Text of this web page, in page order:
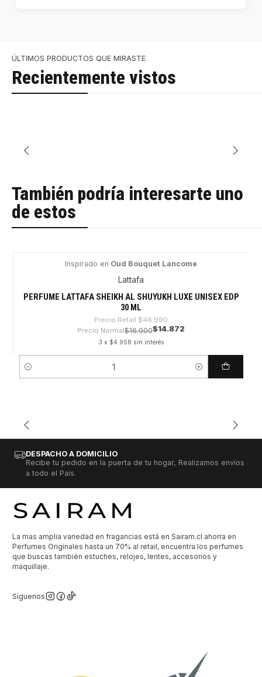
ÚLTIMOS PRODUCTOS QUE MIRASTE
Recientemente vistos
También podría interesarte uno
de estos
Inspirado en Oud Bouquet Lancome
Lattafa
PERFUME LATTAFA SHEIKH AL SHUYUKH LUXE UNISEX EDP
30 ML
Precio Retail $46.990
Precio Normal$16.900$14.872
3 x $4.958 sin interés
Cantidad
DESPACHO A DOMICILIO
Recibe tu pedido en la puerta de tu hogar, Realizamos envíos
a todo el País.
La mas amplia variedad en fragancias está en Sairam.cl ahorra en
Perfumes Originales hasta un 70% al retail, encuentra los perfumes
que buscas también estuches, relojes, lentes, accesorios y
maquillaje.
Síguenos